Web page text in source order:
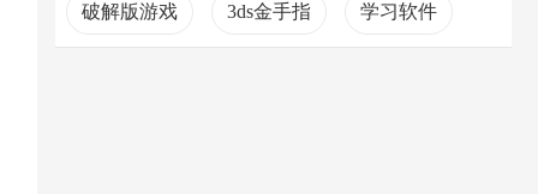
破解版游戏 3ds金手指 学习软件